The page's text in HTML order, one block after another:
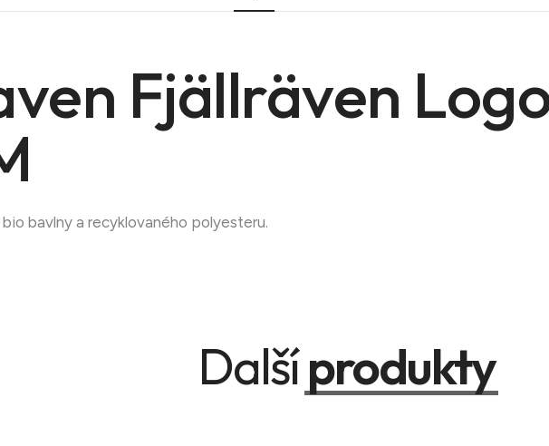
Fjällräven
bavlny a recyklovaného polyesteru.
Dalšíprodukty